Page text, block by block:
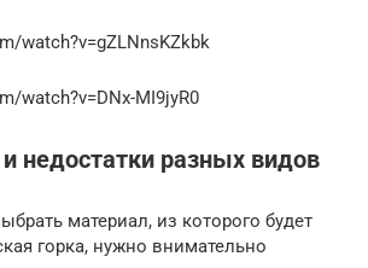
watch?v=gZLNnsKZkbk
watch?v=DNx-MI9jyR0
недостатки разных видов
материал, из которого будет
горка, нужно внимательно